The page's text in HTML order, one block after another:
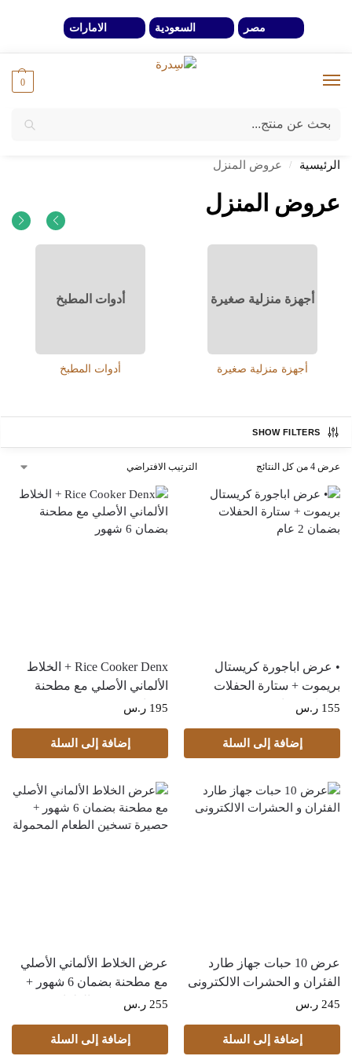
مصر السعودية الامارات
0
أدوات منزلية أدوات يدوية إصلاحات
خصومات 40% لفترة محدوة وحتي نفاذ الكمية
الرئيسية / عروض المنزل
عروض المنزل
أجهزة منزلية صغيرة
أجهزة منزلية صغيرة
أدوات المطبخ
أدوات المطبخ
SHOW FILTERS
عرض ⁦4⁩ من كل النتائج
• عرض اباجورة كريستال
بريموت + ستارة الحفلات
بضمان 2 عام
155 ر.س
إضافة إلى السلة
Rice Cooker Denx + الخلاط
الألماني الأصلي مع مطحنة
بضمان 6 شهور
195 ر.س
إضافة إلى السلة
عرض 10 حبات جهاز طارد
الفئران و الحشرات الالكترونى
245 ر.س
إضافة إلى السلة
عرض الخلاط الألماني الأصلي
مع مطحنة بضمان 6 شهور +
حصيرة تسخين الطعام
255 ر.س
إضافة إلى السلة